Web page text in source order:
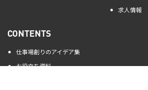
求人情報
CONTENTS
仕事場創りのアイデア集
お役立ち資料